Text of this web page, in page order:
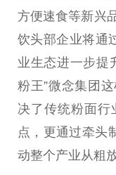
方便速食等新兴
饮头部企业将通
业生态进一步提
粉王”微念集团
决了传统粉面行
点，更通过牵头
动整个产业从粗